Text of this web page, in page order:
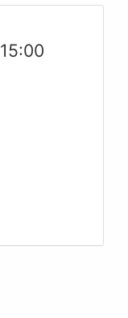
15:00